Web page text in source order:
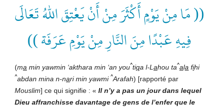
(( مَا مِنْ يَوْمٍ أَكْثَرَ مِنْ أَنْ يَعْتِقَ اللهُ تَعَالَى
فِيهِ عَبْدًا مِنَ النَّارِ مِنْ يَوْمِ عَرَفَة ))
(ma min yawmin ‘akthara min ‘an you^tiqa l-L ahou ta^ala fihi
^abdan mina n-nari min yawmi ^Arafah) [rapporté par
Mouslim] ce qui signifie : « Il n’y a pas un jour dans lequel
Dieu affranchisse davantage de gens de l’enfer que le